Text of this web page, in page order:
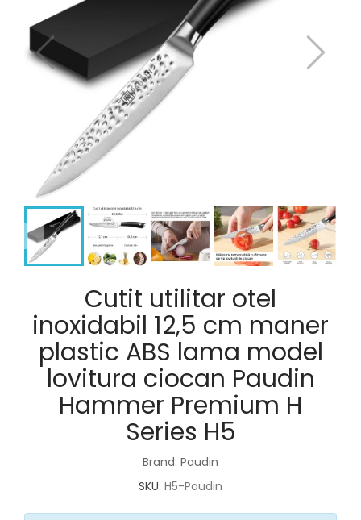
Cutit utilitar otel
inoxidabil 12,5 cm maner
plastic ABS lama model
lovitura ciocan Paudin
Hammer Premium H
Series H5
Brand: Paudin
SKU: H5-Paudin